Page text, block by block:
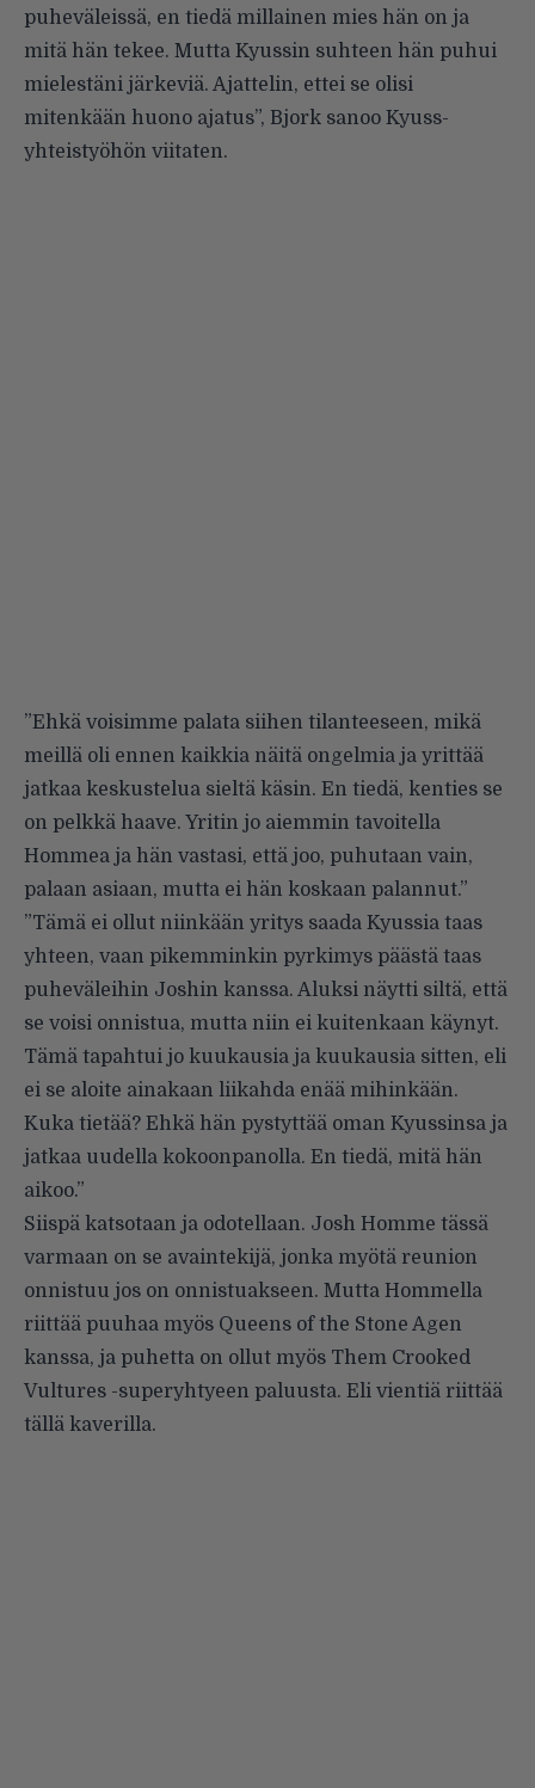
puheväleissä, en tiedä millainen mies hän on ja
mitä hän tekee. Mutta Kyussin suhteen hän puhui
mielestäni järkeviä. Ajattelin, ettei se olisi
mitenkään huono ajatus”, Bjork sanoo Kyuss-
yhteistyöhön viitaten.
”Ehkä voisimme palata siihen tilanteeseen, mikä
meillä oli ennen kaikkia näitä ongelmia ja yrittää
jatkaa keskustelua sieltä käsin. En tiedä, kenties se
on pelkkä haave. Yritin jo aiemmin tavoitella
Hommea ja hän vastasi, että joo, puhutaan vain,
palaan asiaan, mutta ei hän koskaan palannut.”
”Tämä ei ollut niinkään yritys saada Kyussia taas
yhteen, vaan pikemminkin pyrkimys päästä taas
puheväleihin Joshin kanssa. Aluksi näytti siltä, että
se voisi onnistua, mutta niin ei kuitenkaan käynyt.
Tämä tapahtui jo kuukausia ja kuukausia sitten, eli
ei se aloite ainakaan liikahda enää mihinkään.
Kuka tietää? Ehkä hän pystyttää oman Kyussinsa ja
jatkaa uudella kokoonpanolla. En tiedä, mitä hän
aikoo.”
Siispä katsotaan ja odotellaan. Josh Homme tässä
varmaan on se avaintekijä, jonka myötä reunion
onnistuu jos on onnistuakseen. Mutta Hommella
riittää puuhaa myös Queens of the Stone Agen
kanssa, ja puhetta on ollut myös Them Crooked
Vultures -superyhtyeen paluusta. Eli vientiä riittää
tällä kaverilla.